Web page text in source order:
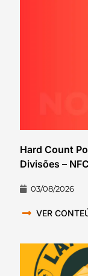
Hard Count
Divisões –
03/08/2026
VER